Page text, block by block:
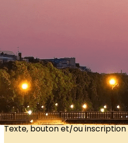
?>
Images de la page d'accueil
Cliquez pour éditer
Texte, bouton et/ou